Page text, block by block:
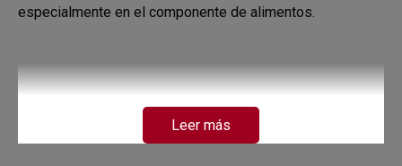
especialmente en el componente de alimentos.
Leer más